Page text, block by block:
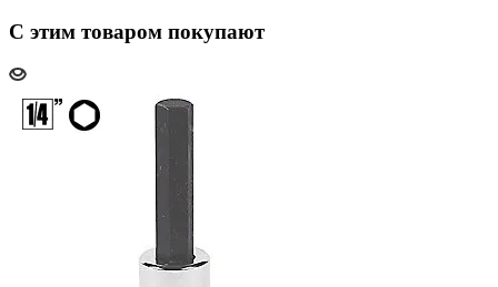
С этим товаром покупают